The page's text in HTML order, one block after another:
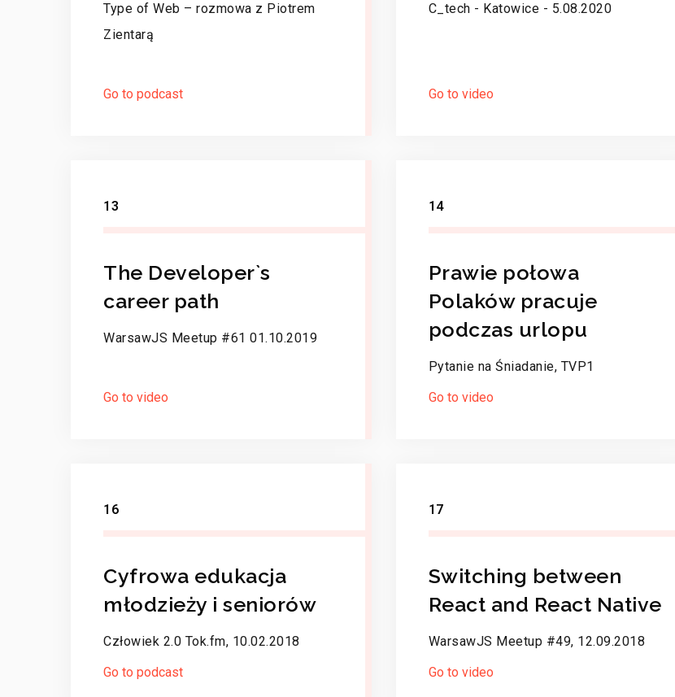
Type of Web – rozmowa z Piotrem
Zientarą
Go to podcast
C_tech - Katowice - 5.08.2020
Go to video
13
The Developer`s
career path
WarsawJS Meetup #61 01.10.2019
Go to video
14
Prawie połowa
Polaków pracuje
podczas urlopu
Pytanie na Śniadanie, TVP1
Go to video
16
Cyfrowa edukacja
młodzieży i seniorów
Człowiek 2.0 Tok.fm, 10.02.2018
Go to podcast
17
Switching between
React and React Native
WarsawJS Meetup #49, 12.09.2018
Go to video